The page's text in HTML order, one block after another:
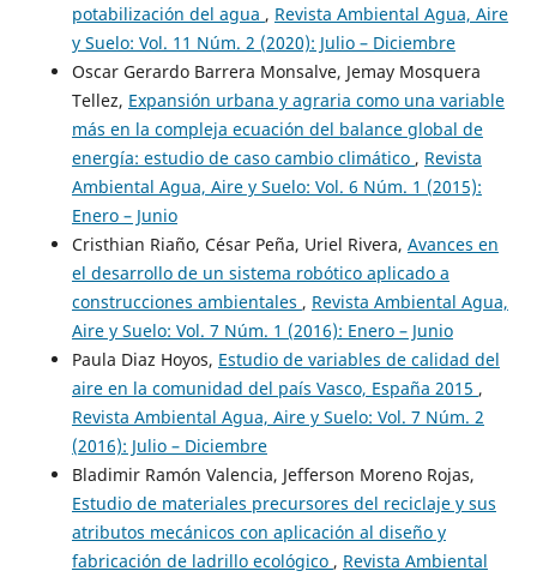
potabilización del agua , Revista Ambiental Agua, Aire
y Suelo: Vol. 11 Núm. 2 (2020): Julio – Diciembre
Oscar Gerardo Barrera Monsalve, Jemay Mosquera
Tellez, Expansión urbana y agraria como una variable
más en la compleja ecuación del balance global de
energía: estudio de caso cambio climático , Revista
Ambiental Agua, Aire y Suelo: Vol. 6 Núm. 1 (2015):
Enero – Junio
Cristhian Riaño, César Peña, Uriel Rivera, Avances en
el desarrollo de un sistema robótico aplicado a
construcciones ambientales , Revista Ambiental Agua,
Aire y Suelo: Vol. 7 Núm. 1 (2016): Enero – Junio
Paula Diaz Hoyos, Estudio de variables de calidad del
aire en la comunidad del país Vasco, España 2015 ,
Revista Ambiental Agua, Aire y Suelo: Vol. 7 Núm. 2
(2016): Julio – Diciembre
Bladimir Ramón Valencia, Jefferson Moreno Rojas,
Estudio de materiales precursores del reciclaje y sus
atributos mecánicos con aplicación al diseño y
fabricación de ladrillo ecológico , Revista Ambiental